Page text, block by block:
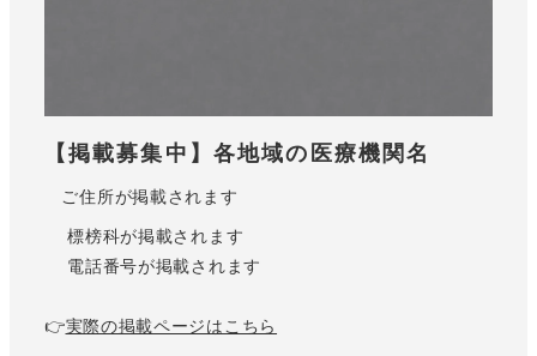
【掲載募集中】各地域の医療機関名
標榜科が掲載されます
電話番号が掲載されます
👉実際の掲載ページはこちら
ご住所が掲載されます